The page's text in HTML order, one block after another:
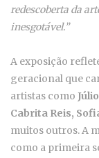
redescoberta da
inesgotável.”
A exposição
geracional que
artistas como
Cabrita Reis,
muitos outros. A
como a primeira